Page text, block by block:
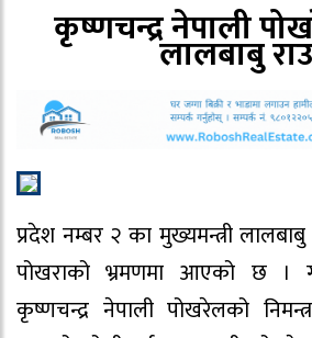
कृष्णचन्द्र नेपाली
लालबाबु
प्रदेश नम्बर २ का मुख्यमन्त्री
पोखराको भ्रमणमा आएको छ ।
कृष्णचन्द्र नेपाली पोखरेलको